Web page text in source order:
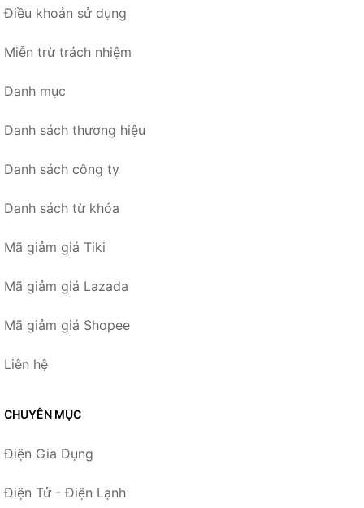
Điều khoản sử dụng
Miễn trừ trách nhiệm
Danh mục
Danh sách thương hiệu
Danh sách công ty
Danh sách từ khóa
Mã giảm giá Tiki
Mã giảm giá Lazada
Mã giảm giá Shopee
Liên hệ
CHUYÊN MỤC
Điện Gia Dụng
Điện Tử - Điện Lạnh